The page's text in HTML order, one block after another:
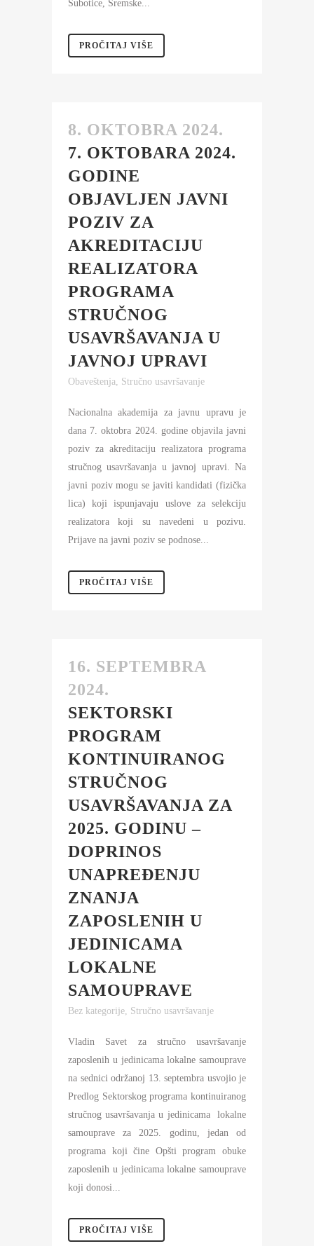
Subotice, Sremske...
PROČITAJ VIŠE
8. OKTOBRA 2024.
7. OKTOBARA 2024.
GODINE
OBJAVLJEN JAVNI
POZIV ZA
AKREDITACIJU
REALIZATORA
PROGRAMA
STRUČNOG
USAVRŠAVANJA U
JAVNOJ UPRAVI
Obaveštenja Stručno usavršavanje
Nacionalna akademija za javnu upravu je
dana 7. oktobra 2024. godine objavila javni
poziv za akreditaciju realizatora programa
stručnog usavršavanja u javnoj upravi. Na
javni poziv mogu se javiti kandidati (fizička
lica) koji ispunjavaju uslove za selekciju
realizatora koji su navedeni u pozivu.
Prijave na javni poziv se podnose...
PROČITAJ VIŠE
16. SEPTEMBRA
2024.
SEKTORSKI
PROGRAM
KONTINUIRANOG
STRUČNOG
USAVRŠAVANJA ZA
2025. GODINU –
DOPRINOS
UNAPREĐENJU
ZNANJA
ZAPOSLENIH U
JEDINICAMA
LOKALNE
SAMOUPRAVE
Bez kategorije Stručno usavršavanje
Vladin Savet za stručno usavršavanje
zaposlenih u jedinicama lokalne samouprave
na sednici održanoj 13. septembra usvojio je
Predlog Sektorskog programa kontinuiranog
stručnog usavršavanja u jedinicama lokalne
samouprave za 2025. godinu, jedan od
programa koji čine Opšti program obuke
zaposlenih u jedinicama lokalne samouprave
koji donosi...
PROČITAJ VIŠE